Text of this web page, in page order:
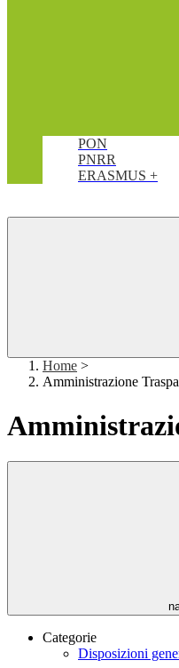
PON
PNRR
ERASMUS +
Home >
Amministrazione
Categorie
Disposizioni